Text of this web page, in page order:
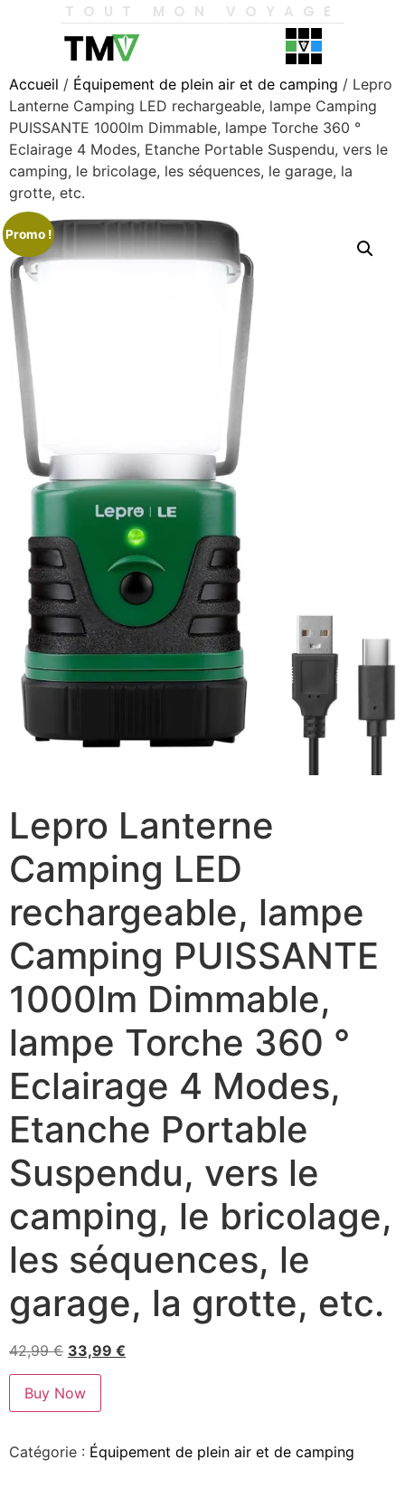
TOUT MON VOYAGE
Accueil / Équipement de plein air et de camping / Lepro
Lanterne Camping LED rechargeable, lampe Camping
PUISSANTE 1000lm Dimmable, lampe Torche 360 ​​°
Eclairage 4 Modes, Etanche Portable Suspendu, vers le
camping, le bricolage, les séquences, le garage, la
grotte, etc.
Promo !
Lepro Lanterne
Camping LED
rechargeable, lampe
Camping PUISSANTE
1000lm Dimmable,
lampe Torche 360 ​​°
Eclairage 4 Modes,
Etanche Portable
Suspendu, vers le
camping, le bricolage,
les séquences, le
garage, la grotte, etc.
42,99€ 33,99 €
Buy Now
Catégorie : Équipement de plein air et de camping